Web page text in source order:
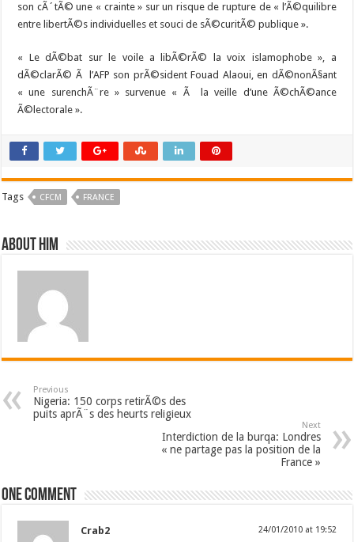
son cÃ´tÃ© une « crainte » sur un risque de rupture de « l’Ã©quilibre
entre libertÃ©s individuelles et souci de sÃ©curitÃ© publique ».
« Le dÃ©bat sur le voile a libÃ©rÃ© la voix islamophobe », a
dÃ©clarÃ© Ã l’AFP son prÃ©sident Fouad Alaoui, en dÃ©nonÃ§ant
« une surenchÃ¨re » survenue « Ã la veille d’une Ã©chÃ©ance
Ã©lectorale ».
Tags CFCM FRANCE
About him
Previous
Nigeria: 150 corps retirÃ©s des
puits aprÃ¨s des heurts religieux
Next
Interdiction de la burqa: Londres
« ne partage pas la position de la
France »
One comment
Crab2 24/01/2010 at 19:52